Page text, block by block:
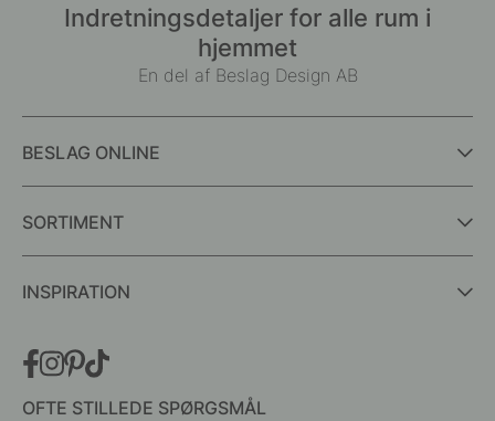
Indretningsdetaljer for alle rum i
hjemmet
En del af Beslag Design AB
BESLAG ONLINE
SORTIMENT
INSPIRATION
OFTE STILLEDE SPØRGSMÅL